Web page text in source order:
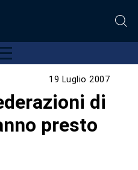
19 Luglio 2007
di
presto